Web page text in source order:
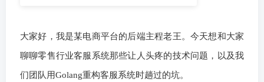
大家好，我是某电商平台的后端主程老王。今天想和大家
聊聊零售行业客服系统那些让人头疼的技术问题，以及我
们团队用Golang重构客服系统时趟过的坑。